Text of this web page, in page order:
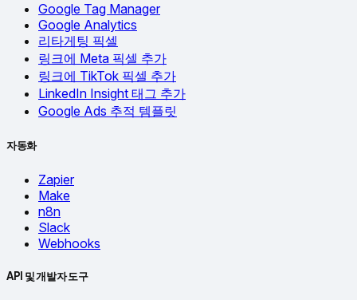
Google Tag Manager
Google Analytics
리타게팅 픽셀
링크에 Meta 픽셀 추가
링크에 TikTok 픽셀 추가
LinkedIn Insight 태그 추가
Google Ads 추적 템플릿
자동화
Zapier
Make
n8n
Slack
Webhooks
API 및 개발자 도구